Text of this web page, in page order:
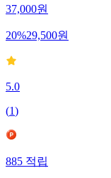
37,000원
20%29,500원
5.0
(1)
885 적립